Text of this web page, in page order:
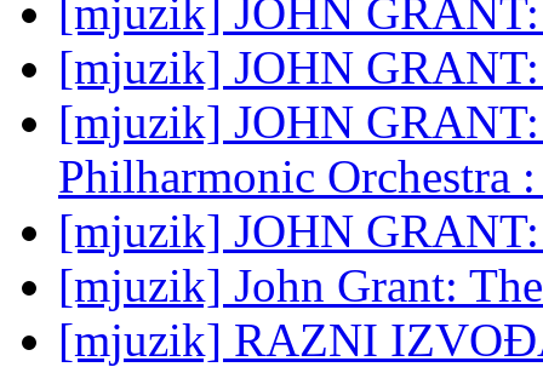
[mjuzik] JOHN
[mjuzik] JOHN GRANT:
[mjuzik] JOHN
Philharmonic Orchestra
[mjuzik] JOHN GRANT:
[mjuzik] John Grant:
[mjuzik] RAZNI